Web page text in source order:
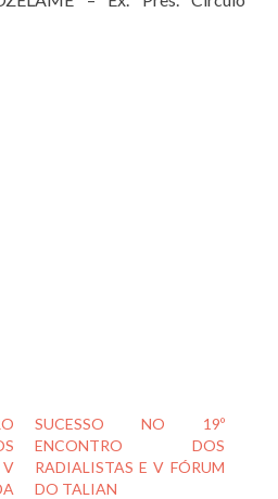
V
SUCESSO NO 19º
ENCONTRO DOS
RADIALISTAS E V FÓRUM
DO TALIAN